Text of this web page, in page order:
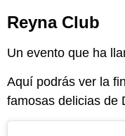
Reyna Club
Un evento que ha
Aquí podrás ver la
famosas delicias de